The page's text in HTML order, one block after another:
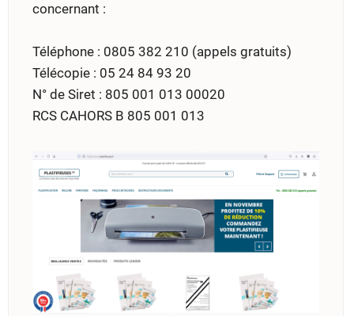
concernant :
Téléphone : 0805 382 210 (appels gratuits)
Télécopie : 05 24 84 93 20
N° de Siret : 805 001 013 00020
RCS CAHORS B 805 001 013